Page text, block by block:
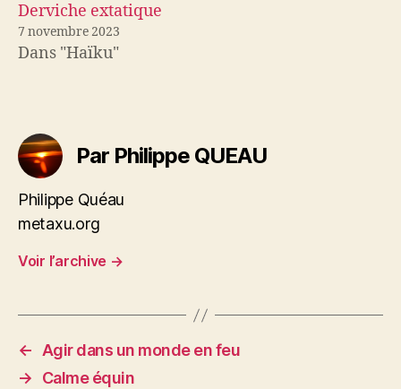
Derviche extatique
7 novembre 2023
Dans "Haïku"
Par Philippe QUEAU
Philippe Quéau
metaxu.org
Voir l’archive →
← Agir dans un monde en feu
→
Calme équin